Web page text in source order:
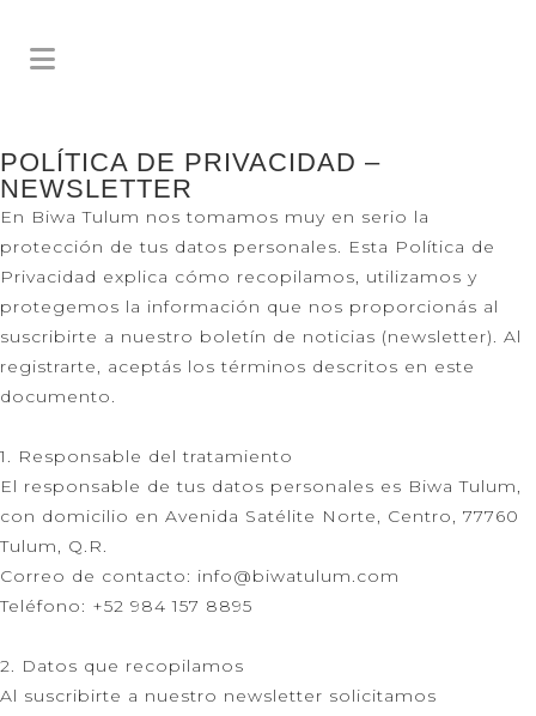
POLÍTICA DE PRIVACIDAD –
NEWSLETTER
En Biwa Tulum nos tomamos muy en serio la
protección de tus datos personales. Esta Política de
Privacidad explica cómo recopilamos, utilizamos y
protegemos la información que nos proporcionás al
suscribirte a nuestro boletín de noticias (newsletter). Al
registrarte, aceptás los términos descritos en este
documento.
1. Responsable del tratamiento
El responsable de tus datos personales es Biwa Tulum,
con domicilio en Avenida Satélite Norte, Centro, 77760
Tulum, Q.R.
Correo de contacto: info@biwatulum.com
Teléfono: +52 984 157 8895
2. Datos que recopilamos
Al suscribirte a nuestro newsletter solicitamos